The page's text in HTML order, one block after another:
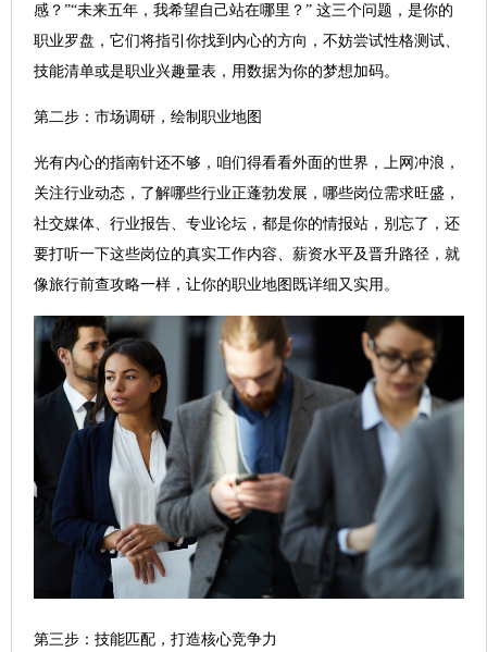
感？”“未来五年，我希望自己站在哪里？” 这三个问题，是你的
职业罗盘，它们将指引你找到内心的方向，不妨尝试性格测试、
技能清单或是职业兴趣量表，用数据为你的梦想加码。
第二步：市场调研，绘制职业地图
光有内心的指南针还不够，咱们得看看外面的世界，上网冲浪，
关注行业动态，了解哪些行业正蓬勃发展，哪些岗位需求旺盛，
社交媒体、行业报告、专业论坛，都是你的情报站，别忘了，还
要打听一下这些岗位的真实工作内容、薪资水平及晋升路径，就
像旅行前查攻略一样，让你的职业地图既详细又实用。
第三步：技能匹配，打造核心竞争力